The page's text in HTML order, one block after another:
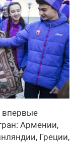
впервые
Армении,
Греции,